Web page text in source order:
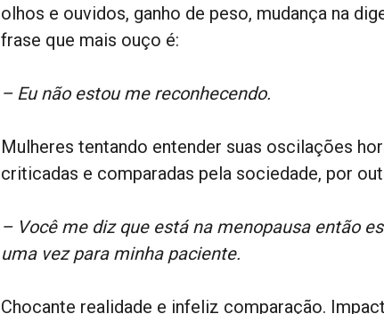
olhos e ouvidos, ganho de peso, mudança na
frase que mais ouço é:
– Eu não estou me reconhecendo.
Mulheres tentando entender suas oscilações
criticadas e comparadas pela sociedade, por
– Você me diz que está na menopausa então
uma vez para minha paciente.
Chocante realidade e infeliz comparação.